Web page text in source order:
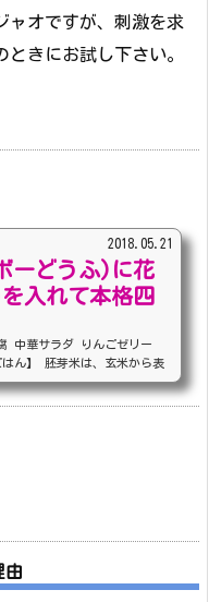
ャオですが、刺激を求
きにお試し下さい。
2018.05.21
ーどうふ)に花
入れて本格四
中華サラダ りんごゼリー
】 胚芽米は、玄米から表
ある部分(胚芽)だけを残し
由